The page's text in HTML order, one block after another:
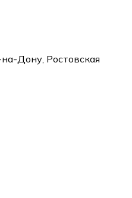
Дону, Ростовская